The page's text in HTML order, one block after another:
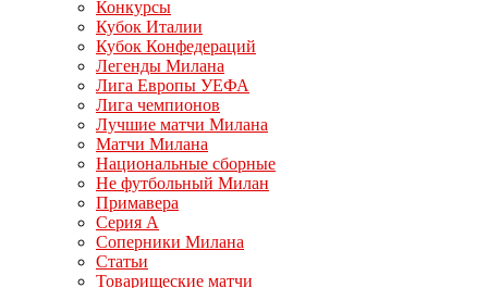
Конкурсы
Кубок Италии
Кубок Конфедераций
Легенды Милана
Лига Европы УЕФА
Лига чемпионов
Лучшие матчи Милана
Матчи Милана
Национальные сборные
Не футбольный Милан
Примавера
Серия А
Соперники Милана
Статьи
Товарищеские матчи